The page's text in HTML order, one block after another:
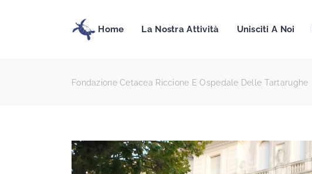
Home La Nostra Attività Unisciti A Noi
Fondazione Cetacea Riccione E Ospedale Delle Tartarughe